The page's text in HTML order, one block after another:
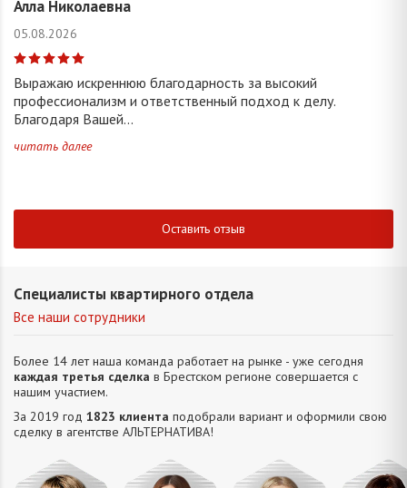
Алла Николаевна
05.08.2026
Выражаю искреннюю благодарность за высокий
профессионализм и ответственный подход к делу.
Благодаря Вашей...
читать далее
Оставить отзыв
Специалисты квартирного отдела
Все наши сотрудники
Более 14 лет наша команда работает на рынке - уже сегодня
каждая третья сделка в Брестском регионе совершается с
нашим участием.
За 2019 год 1823 клиента подобрали вариант и оформили свою
сделку в агентстве АЛЬТЕРНАТИВA!